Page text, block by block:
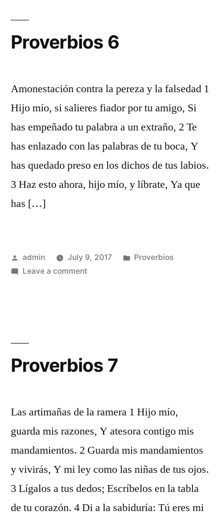
Proverbios 6
Amonestación contra la pereza y la falsedad 1
Hijo mío, si salieres fiador por tu amigo, Si
has empeñado tu palabra a un extraño, 2 Te
has enlazado con las palabras de tu boca, Y
has quedado preso en los dichos de tus labios.
3 Haz esto ahora, hijo mío, y líbrate, Ya que
has […]
Posted
by
admin July 9, 2017
Posted
Proverbios
Leave a commenton
Proverbios 7
Las artimañas de la ramera 1 Hijo mío,
guarda mis razones, Y atesora contigo mis
mandamientos. 2 Guarda mis mandamientos
y vivirás, Y mi ley como las niñas de tus ojos.
3 Lígalos a tus dedos; Escríbelos en la tabla
de tu corazón. 4 Di a la sabiduría: Tú eres mi